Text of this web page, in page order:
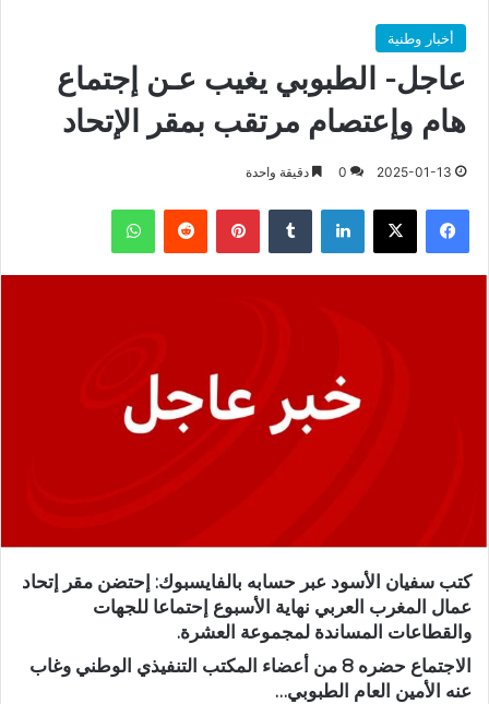
أخبار وطنية
عاجل- الطبوبي يغيب عـن إجتماع
هام وإعتصام مرتقب بمقر الإتحاد
2025-01-13
0 دقيقة واحدة
فيسبوك X لينكدإن بينتيريست واتساب
كتب سفيان الأسود عبر حسابه بالفايسبوك: إحتضن مقر إتحاد
عمال المغرب العربي نهاية الأسبوع إحتماعا للجهات
والقطاعات المساندة لمجموعة العشرة.
الاجتماع حضره 8 من أعضاء المكتب التنفيذي الوطني وغاب
عنه الأمين العام الطبوبي…